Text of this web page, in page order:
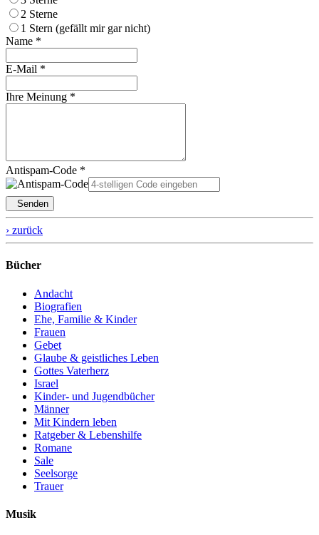
2 Sterne
1 Stern (gefällt mir gar nicht)
Name *
E-Mail *
Ihre Meinung *
Antispam-Code *
Senden
› zurück
Bücher
Andacht
Biografien
Ehe, Familie & Kinder
Frauen
Gebet
Glaube & geistliches Leben
Gottes Vaterherz
Israel
Kinder- und Jugendbücher
Männer
Mit Kindern leben
Ratgeber & Lebenshilfe
Romane
Sale
Seelsorge
Trauer
Musik